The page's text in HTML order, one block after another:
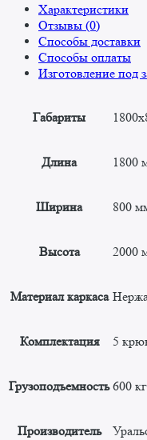
Характеристики
Отзывы (0)
Способы доставки
Способы оплаты
Изготовление под
Габариты
Длина 1800
Ширина 800
Высота 2000
Материал каркаса
Комплектация 5
Грузоподъемность 600 кг
Производитель